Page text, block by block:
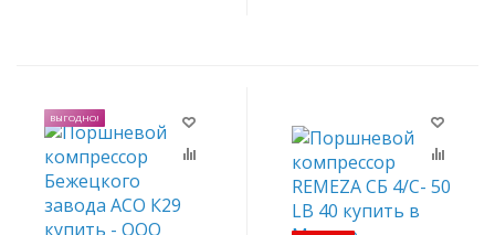
ВЫГОДНО!